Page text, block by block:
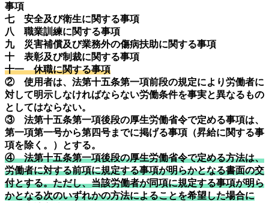
事項
七 安全及び衛生に関する事項
八 職業訓練に関する事項
九 災害補償及び業務外の傷病扶助に関する事項
十 表彰及び制裁に関する事項
十一 休職に関する事項
② 使用者は、法第十五条第一項前段の規定により労働者に
対して明示しなければならない労働条件を事実と異なるもの
としてはならない。
③ 法第十五条第一項後段の厚生労働省令で定める事項は、
第一項第一号から第四号までに掲げる事項（昇給に関する事
項を除く。）とする。
④ 法第十五条第一項後段の厚生労働省令で定める方法は、
労働者に対する前項に規定する事項が明らかとなる書面の交
付とする。ただし、当該労働者が同項に規定する事項が明ら
かとなる次のいずれかの方法によることを希望した場合に